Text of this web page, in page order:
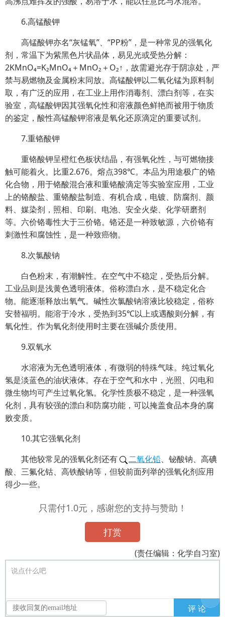
6.高锰酸钾
高锰酸钾亦名“灰锰氧”、“PP粉”，是一种常见的强氧化
剂，常温下为紫黑色片状晶体，易见光或受热分解：
2KMnO₄=K₂MnO₄＋MnO₂＋O₂↑，故需避光存于阴凉处，严
禁与易燃物及金属粉末同放。高锰酸钾以二氧化锰为原料制
取，有广泛的应用，在工业上用作消毒剂、漂白剂等，在实
验室，高锰酸钾因其强氧化性和溶液颜色鲜艳而被用于物质
的鉴定，酸性高锰酸钾溶液是氧化还原滴定的重要试剂。
7.重铬酸钾
重铬酸钾呈橙红色板状结晶，有强氧化性，与可燃物接
触可能着火。比重2.676。熔点398℃。本品为用途极广的铬
化合物，用于铬酸混合液和重铬酸滴定等实验室应用，工业
上的铬酸盐、重铬酸盐制造、有机合成，电镀、防腐剂、颜
料、媒染剂，照相、印刷、电池、安全火柴、化学研磨剂
等。六价铬毒性大于三价铬。铬还是一种致敏源，六价铬有
刺激性和腐蚀性，是一种致癌物。
8.次氯酸钠
白色粉末，有潮解性。在空气中不稳定，受热后分解。
工业品则是浅黄色透明液体。俗称漂白水，是不稳定化合
物。能逐渐释放出氧气。碱性次氯酸钠溶液比较稳定，俗称
安替福明。能溶于冷水，受热到35℃以上或遇酸则分解，有
氧化性。作为氧化剂使用时主要在强碱介质使用。
9.双氧水
水溶液为无色透明液体，有微弱的特殊气味。纯过氧化
氢是淡蓝色的油状液体。存在于空气和水中，光照、闪电和
微生物均可产生过氧化氢。化学性质极不稳定，是一种强氧
化剂，具有较强的漂白和防腐功能，可以掩盖食品本身的腐
败变质。
10.其它强氧化剂
其他较常见的强氧化剂还有
二氧化铅、铋酸钠、高碘
酸、三氟化钴、高铁酸钠等，但较前面列举的强氧化剂应用
得少一些。
只需付1.0元，感谢您的支持与赞助！
打赏
(责任编辑：化学自习室)
说点什么吧